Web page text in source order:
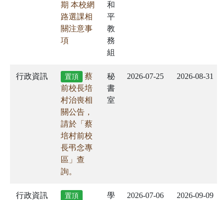
期 本校網
路選課相
關注意事
項
和
平
教
務
組
行政資訊 置頂
蔡
前校長培
村治喪相
關公告，
請於「蔡
培村前校
長弔念專
區」查
詢。
秘
書
室
2026-07-25 2026-08-31
行政資訊 置頂
學
2026-07-06 2026-09-09